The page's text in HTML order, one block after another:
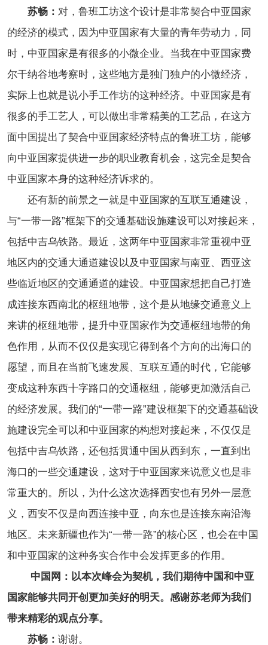
苏畅： 对，鲁班工坊这个设计是非常契合中亚国家
的经济的模式，因为中亚国家有大量的青年劳动力，同
时，中亚国家是有很多的小微企业。当我在中亚国家费
尔干纳谷地考察时，这些地方是独门独户的小微经济，
实际上也就是说小手工作坊的这种经济。中亚国家是有
很多的手工艺人，可以做出非常精美的工艺品，在这方
面中国提出了契合中亚国家经济特点的鲁班工坊，能够
向中亚国家提供进一步的职业教育机会，这完全是契合
中亚国家本身的这种经济诉求的。
还有新的前景之一就是中亚国家的互联互通建设，
与“一带一路”框架下的交通基础设施建设可以对接起来，
包括中吉乌铁路。最近，这两年中亚国家非常重视中亚
地区内的交通大通道建设以及中亚国家与南亚、西亚这
些临近地区的交通通道的建设。中亚国家想把自己打造
成连接东西南北的枢纽地带，这个是从地缘交通意义上
来讲的枢纽地带，提升中亚国家作为交通枢纽地带的角
色作用，从而不仅仅是实现它得到各个方向的出海口的
愿望，而且在当前飞速发展、互联互通的时代，它能够
变成这种东西十字路口的交通枢纽，能够更加激活自己
的经济发展。我们的“一带一路”建设框架下的交通基础设
施建设完全可以和中亚国家的构想对接起来，不仅仅是
包括中吉乌铁路，还包括贯通中国从西到东，一直到出
海口的一些交通建设，这对于中亚国家来说意义也是非
常重大的。所以，为什么这次选择西安也有另外一层意
义，西安不仅是向西连接中亚，向东也是连接东南沿海
地区。未来新疆也作为“一带一路”的核心区，也会在中国
和中亚国家的这种务实合作中会发挥更多的作用。
中国网：以本次峰会为契机，我们期待中国和中亚
国家能够共同开创更加美好的明天。感谢苏老师为我们
带来精彩的观点分享。
苏畅： 谢谢。